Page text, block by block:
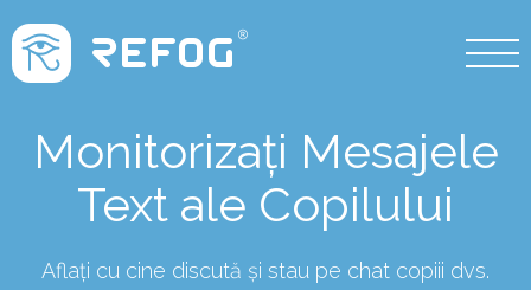
Monitorizați Mesajele
Text ale Copilului
Aflați cu cine discută și stau pe chat copiii dvs.